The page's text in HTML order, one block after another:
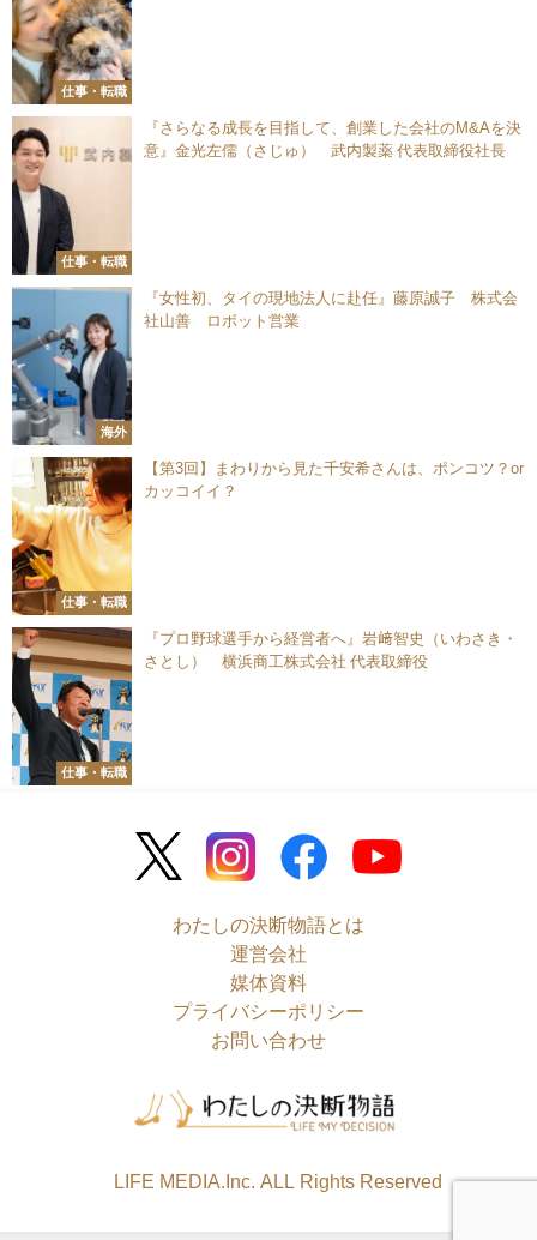
仕事・転職
仕事・転職
『さらなる成長を目指して、創業した会社のM&Aを決
意』金光左儒（さじゅ） 武内製薬 代表取締役社長
海外
『女性初、タイの現地法人に赴任』藤原誠子 株式会
社山善 ロボット営業
仕事・転職
【第3回】まわりから見た千安希さんは、ポンコツ？or
カッコイイ？
仕事・転職
『プロ野球選手から経営者へ』岩﨑智史（いわさき・
さとし） 横浜商工株式会社 代表取締役
わたしの決断物語とは
運営会社
媒体資料
プライバシーポリシー
お問い合わせ
©LIFE MEDIA.Inc. ALL Rights Reserved